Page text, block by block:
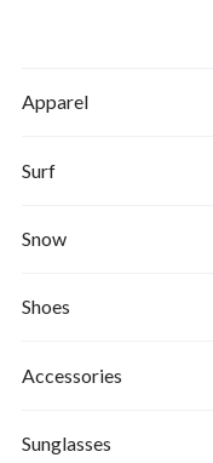
Apparel
Banks Journal
Critical Slide(TCSS)
Afends
Roial
RVCA
Surf
Surfboards
Snow
Board
Binding
Boots
Shoes
Sandals
Shoes
Accessories
Sunglasses